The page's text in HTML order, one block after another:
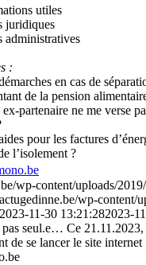
utiles
juridiques
administratives
:
en cas de
de la pension
partenaire ne me verse
pour les factures
l’isolement ?
wp-content/uploads/
wp-content/
2023-11-30 13:21:282023-
pas seul.e… Ce
de se lancer le site internet